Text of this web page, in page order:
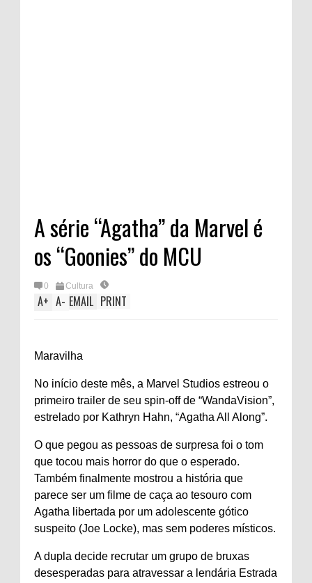
A série “Agatha” da Marvel é
os “Goonies” do MCU
0 Cultura
A+ A- EMAIL PRINT
Maravilha
No início deste mês, a Marvel Studios estreou o
primeiro trailer de seu spin-off de “WandaVision”,
estrelado por Kathryn Hahn, “Agatha All Along”.
O que pegou as pessoas de surpresa foi o tom
que tocou mais horror do que o esperado.
Também finalmente mostrou a história que
parece ser um filme de caça ao tesouro com
Agatha libertada por um adolescente gótico
suspeito (Joe Locke), mas sem poderes místicos.
A dupla decide recrutar um grupo de bruxas
desesperadas para atravessar a lendária Estrada